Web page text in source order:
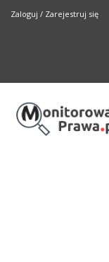
Zaloguj / Zarejestruj się